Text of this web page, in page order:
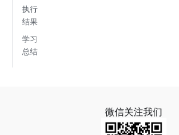
执行
结果
学习
总结
微信关注我们